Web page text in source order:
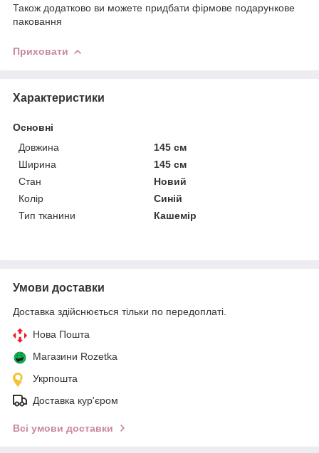
Також додатково ви можете придбати фірмове подарункове
паковання
Приховати
Характеристики
Основні
Довжина
145 см
Ширина
145 см
Стан
Новий
Колір
Синій
Тип тканини
Кашемір
Умови доставки
Доставка здійснюється тільки по передоплаті.
Нова Пошта
Магазини Rozetka
Укрпошта
Доставка кур'єром
Всі умови доставки